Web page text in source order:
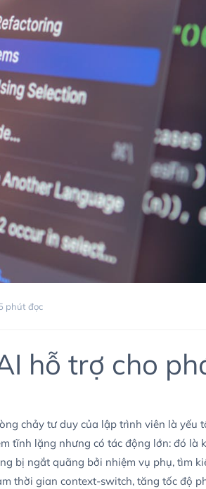
phút đọc
hỗ trợ cho
chảy tư duy của lập trình viên là yếu
tĩnh lặng nhưng có tác động lớn: đó là
bị ngắt quãng bởi nhiệm vụ phụ, tìm
thời gian context-switch, tăng tốc độ